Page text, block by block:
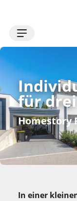
für drei
Homestory
In einer